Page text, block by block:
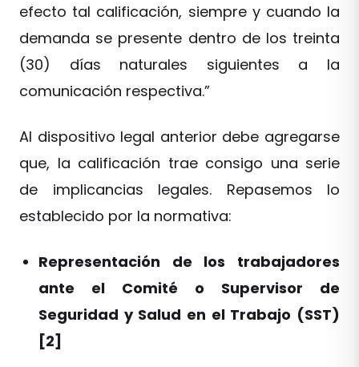
efecto tal calificación, siempre y cuando la
demanda se presente dentro de los treinta
(30) días naturales siguientes a la
comunicación respectiva.”
Al dispositivo legal anterior debe agregarse
que, la calificación trae consigo una serie
de implicancias legales. Repasemos lo
establecido por la normativa:
Representación de los trabajadores
ante el Comité o Supervisor de
Seguridad y Salud en el Trabajo (SST)
[2]